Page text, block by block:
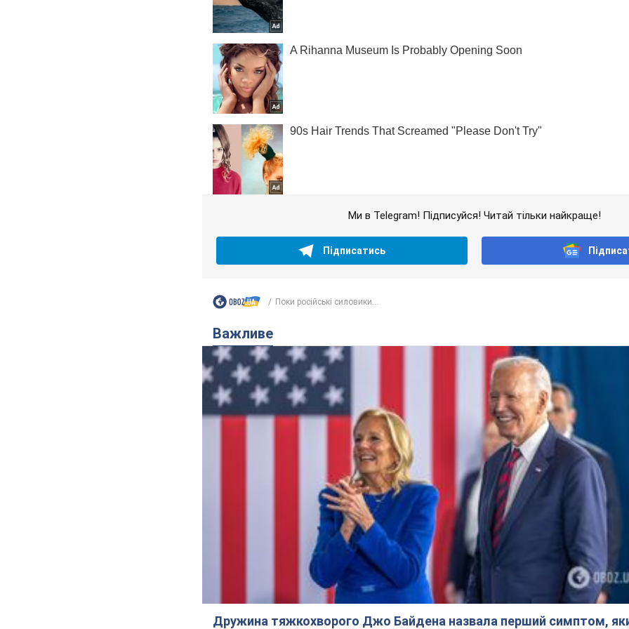
Ми в Telegram! Підписуйся! Читай тільки найкраще!
Підписатись
Поки російські силовики...
Важливе
Дружина тяжкохворого Джо Байдена назвала перший симптом,